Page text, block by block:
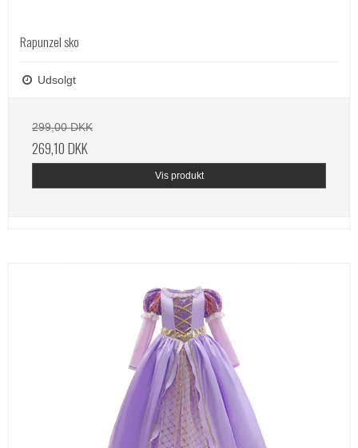
Rapunzel sko
Udsolgt
299,00 DKK
269,10 DKK
Vis produkt